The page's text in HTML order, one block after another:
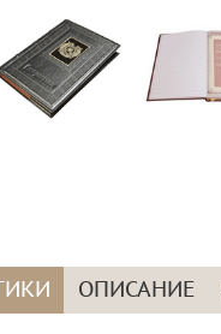
ОПИСАНИЕ